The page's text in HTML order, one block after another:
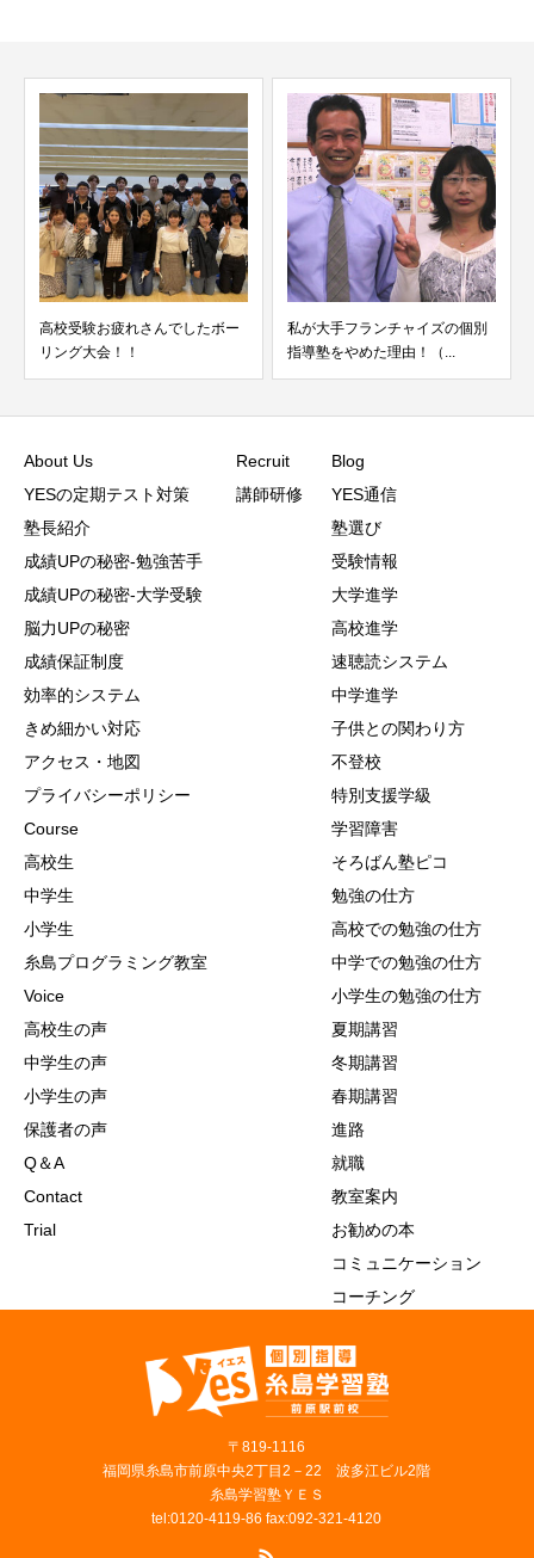
お疲れさんでしたボー
！！
私が大手フランチャイズの個別
指導塾をやめた理由！（...
読解力を伸ば
About Us
YESの定期テスト対策
塾長紹介
成績UPの秘密-勉強苦手
成績UPの秘密-大学受験
脳力UPの秘密
成績保証制度
効率的システム
きめ細かい対応
アクセス・地図
プライバシーポリシー
Course
高校生
中学生
小学生
糸島プログラミング教室
Voice
高校生の声
中学生の声
小学生の声
保護者の声
Q＆A
Contact
Trial
Recruit
講師研修
Blog
YES通信
塾選び
受験情報
大学進学
高校進学
速聴読システム
中学進学
子供との関わり方
不登校
特別支援学級
学習障害
そろばん塾ピコ
勉強の仕方
高校での勉強の仕方
中学での勉強の仕方
小学生の勉強の仕方
夏期講習
冬期講習
春期講習
進路
就職
教室案内
お勧めの本
コミュニケーション
コーチング
〒819‐1116
福岡県糸島市前原中央2丁目2－22 波多江ビル2階
糸島学習塾ＹＥＳ
tel:0120-4119-86 fax:092-321-4120